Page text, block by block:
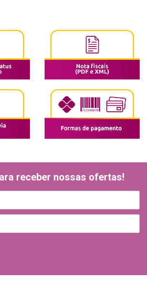
receber nossas ofertas!